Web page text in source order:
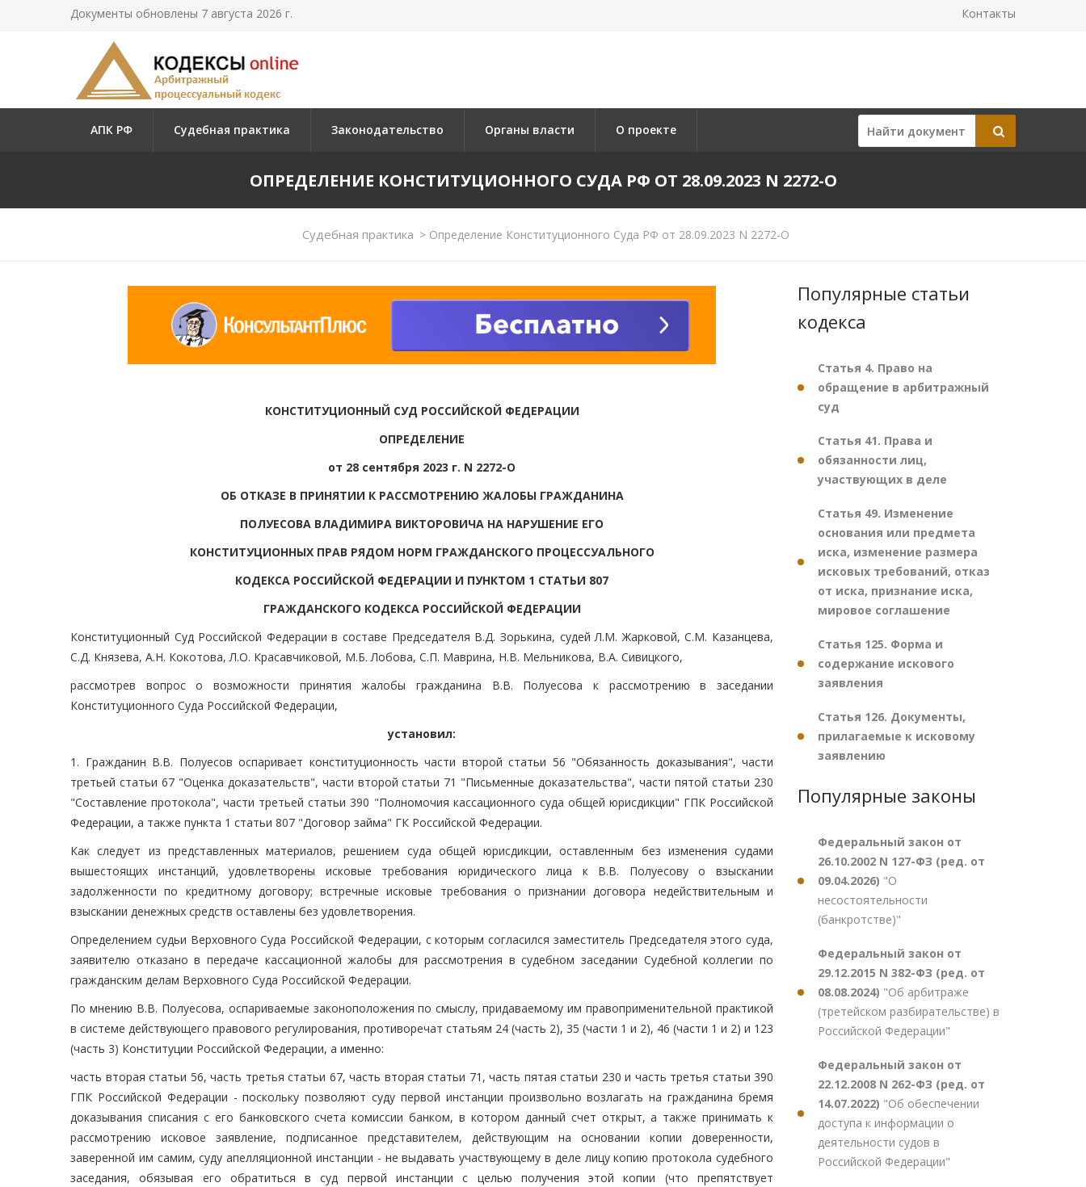
Документы обновлены 7 августа 2026 г. Контакты
АПК РФ Судебная практика Законодательство Органы власти О проекте
ОПРЕДЕЛЕНИЕ КОНСТИТУЦИОННОГО СУДА РФ ОТ 28.09.2023 N 2272-О
Судебная практика > Определение Конституционного Суда РФ от 28.09.2023 N 2272-О
КОНСТИТУЦИОННЫЙ СУД РОССИЙСКОЙ ФЕДЕРАЦИИ
ОПРЕДЕЛЕНИЕ
от 28 сентября 2023 г. N 2272-О
ОБ ОТКАЗЕ В ПРИНЯТИИ К РАССМОТРЕНИЮ ЖАЛОБЫ ГРАЖДАНИНА
ПОЛУЕСОВА ВЛАДИМИРА ВИКТОРОВИЧА НА НАРУШЕНИЕ ЕГО
КОНСТИТУЦИОННЫХ ПРАВ РЯДОМ НОРМ ГРАЖДАНСКОГО ПРОЦЕССУАЛЬНОГО
КОДЕКСА РОССИЙСКОЙ ФЕДЕРАЦИИ И ПУНКТОМ 1 СТАТЬИ 807
ГРАЖДАНСКОГО КОДЕКСА РОССИЙСКОЙ ФЕДЕРАЦИИ
Конституционный Суд Российской Федерации в составе Председателя В.Д. Зорькина, судей Л.М. Жарковой, С.М. Казанцева,
С.Д. Князева, А.Н. Кокотова, Л.О. Красавчиковой, М.Б. Лобова, С.П. Маврина, Н.В. Мельникова, В.А. Сивицкого,
рассмотрев вопрос о возможности принятия жалобы гражданина В.В. Полуесова к рассмотрению в заседании
Конституционного Суда Российской Федерации,
установил:
1. Гражданин В.В. Полуесов оспаривает конституционность части второй статьи 56 "Обязанность доказывания", части
третьей статьи 67 "Оценка доказательств", части второй статьи 71 "Письменные доказательства", части пятой статьи 230
"Составление протокола", части третьей статьи 390 "Полномочия кассационного суда общей юрисдикции" ГПК Российской
Федерации, а также пункта 1 статьи 807 "Договор займа" ГК Российской Федерации.
Как следует из представленных материалов, решением суда общей юрисдикции, оставленным без изменения судами
вышестоящих инстанций, удовлетворены исковые требования юридического лица к В.В. Полуесову о взыскании
задолженности по кредитному договору; встречные исковые требования о признании договора недействительным и
взыскании денежных средств оставлены без удовлетворения.
Определением судьи Верховного Суда Российской Федерации, с которым согласился заместитель Председателя этого суда,
заявителю отказано в передаче кассационной жалобы для рассмотрения в судебном заседании Судебной коллегии по
гражданским делам Верховного Суда Российской Федерации.
По мнению В.В. Полуесова, оспариваемые законоположения по смыслу, придаваемому им правоприменительной практикой
в системе действующего правового регулирования, противоречат статьям 24 (часть 2), 35 (части 1 и 2), 46 (части 1 и 2) и 123
(часть 3) Конституции Российской Федерации, а именно:
часть вторая статьи 56, часть третья статьи 67, часть вторая статьи 71, часть пятая статьи 230 и часть третья статьи 390
ГПК Российской Федерации - поскольку позволяют суду первой инстанции произвольно возлагать на гражданина бремя
доказывания списания с его банковского счета комиссии банком, в котором данный счет открыт, а также принимать к
рассмотрению исковое заявление, подписанное представителем, действующим на основании копии доверенности,
заверенной им самим, суду апелляционной инстанции - не выдавать участвующему в деле лицу копию протокола судебного
заседания, обязывая его обратиться в суд первой инстанции с целью получения этой копии (что препятствует
Популярные статьи
кодекса
Статья 4. Право на
обращение в арбитражный
суд
Статья 41. Права и
обязанности лиц,
участвующих в деле
Статья 49. Изменение
основания или предмета
иска, изменение размера
исковых требований, отказ
от иска, признание иска,
мировое соглашение
Статья 125. Форма и
содержание искового
заявления
Статья 126. Документы,
прилагаемые к исковому
заявлению
Популярные законы
Федеральный закон от
26.10.2002 N 127-ФЗ (ред. от
09.04.2026) "О
несостоятельности
(банкротстве)"
Федеральный закон от
29.12.2015 N 382-ФЗ (ред. от
08.08.2024) "Об арбитраже
(третейском разбирательстве) в
Российской Федерации"
Федеральный закон от
22.12.2008 N 262-ФЗ (ред. от
14.07.2022) "Об обеспечении
доступа к информации о
деятельности судов в
Российской Федерации"